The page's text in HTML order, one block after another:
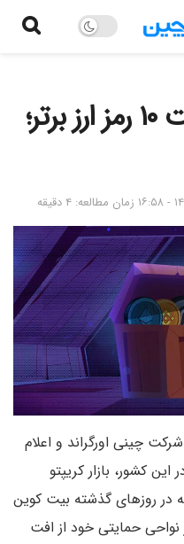
تحلیل تکنیکال قیمت ۱۰ رمز ارز برتر؛
زمان مطالعه: ۴ دقیقه
چینی اورگراند و اعلام
کشور، بازار کریپتو
در روزهای گذشته بیت‌ کوین
نواحی حمایتی خود از افت